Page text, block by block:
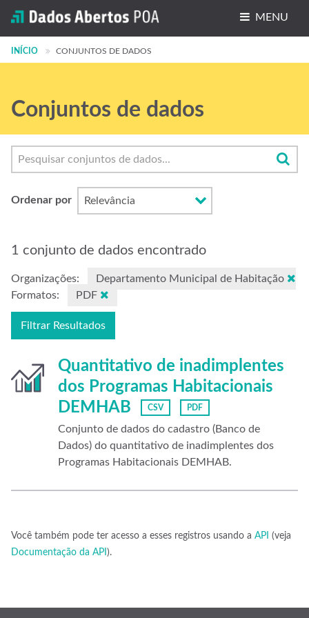
MENU
Conjuntos de dados
Grupos
Sobre
INÍCIO CONJUNTOS DE DADOS
Conjuntos de dados
Ordenar por
1 conjunto de dados encontrado
Organizações:
Departamento Municipal de Habitação
Formatos:
PDF
Filtrar Resultados
Quantitativo de inadimplentes
dos Programas Habitacionais
DEMHAB
CSV PDF
Conjunto de dados do cadastro (Banco de
Dados) do quantitativo de inadimplentes dos
Programas Habitacionais DEMHAB.
Você também pode ter acesso a esses registros usando a API (veja
Documentação da API ).